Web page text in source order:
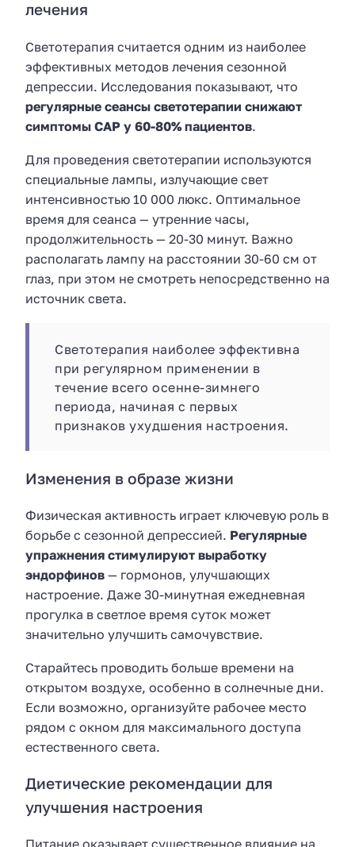
лечения
Светотерапия считается одним из наиболее
эффективных методов лечения сезонной
депрессии. Исследования показывают, что
регулярные сеансы светотерапии снижают
симптомы САР у 60-80% пациентов.
Для проведения светотерапии используются
специальные лампы, излучающие свет
интенсивностью 10 000 люкс. Оптимальное
время для сеанса — утренние часы,
продолжительность — 20-30 минут. Важно
располагать лампу на расстоянии 30-60 см от
глаз, при этом не смотреть непосредственно на
источник света.
Светотерапия наиболее эффективна
при регулярном применении в
течение всего осенне-зимнего
периода, начиная с первых
признаков ухудшения настроения.
Изменения в образе жизни
Физическая активность играет ключевую роль в
борьбе с сезонной депрессией. Регулярные
упражнения стимулируют выработку
эндорфинов — гормонов, улучшающих
настроение. Даже 30-минутная ежедневная
прогулка в светлое время суток может
значительно улучшить самочувствие.
Старайтесь проводить больше времени на
открытом воздухе, особенно в солнечные дни.
Если возможно, организуйте рабочее место
рядом с окном для максимального доступа
естественного света.
Диетические рекомендации для
улучшения настроения